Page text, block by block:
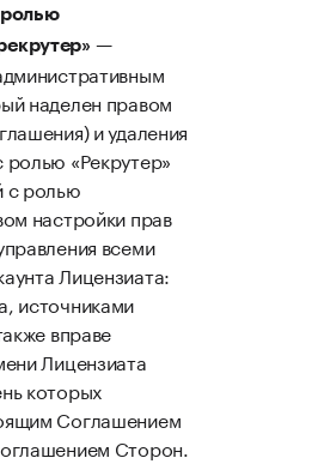
ролью
—
наделен правом
и удаления
ролью «Рекрутер»
с ролью
настройки прав
всеми
Лицензиата:
источниками
вправе
Лицензиата
которых
Соглашением
Сторон.